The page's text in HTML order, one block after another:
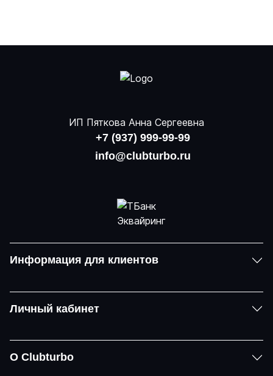
ИП Пяткова Анна Сергеевна
+7 (937) 999-99-99
info@clubturbo.ru
Информация для клиентов
Личный кабинет
О Clubturbo